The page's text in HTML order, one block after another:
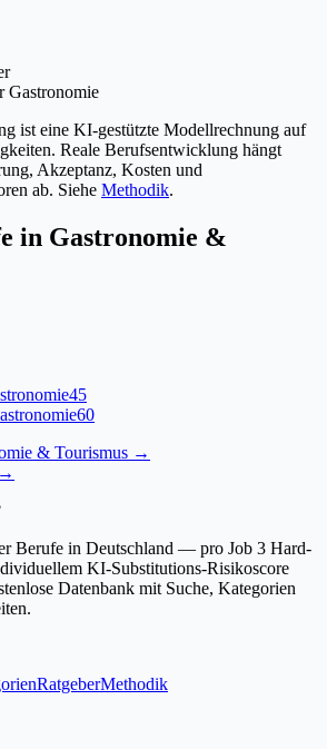
Gastronomie
ist eine KI-gestützte Modellrechnung auf
Reale Berufsentwicklung hängt
Akzeptanz, Kosten und
ab. Siehe Methodik.
in Gastronomie &
45
60
& Tourismus →
→
Berufe in Deutschland — pro Job 3 Hard-
KI-Substitutions-Risikoscore
Datenbank mit Suche, Kategorien
RatgeberMethodik